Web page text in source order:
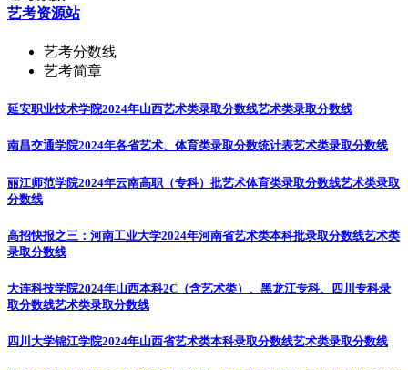
艺考资源站
艺考分数线
艺考简章
延安职业技术学院2024年山西艺术类录取分数线艺术类录取分数线
南昌交通学院2024年各省艺术、体育类录取分数统计表艺术类录取分数线
丽江师范学院2024年云南高职（专科）批艺术体育类录取分数线艺术类录取
分数线
高招快报之三：河南工业大学2024年河南省艺术类本科批录取分数线艺术类
录取分数线
大连科技学院2024年山西本科2C（含艺术类）、黑龙江专科、四川专科录
取分数线艺术类录取分数线
四川大学锦江学院2024年山西省艺术类本科录取分数线艺术类录取分数线